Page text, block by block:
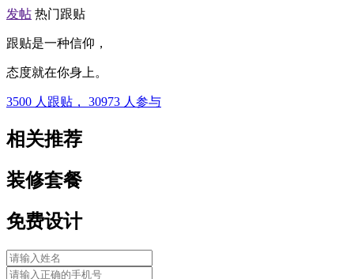
发帖 热门跟贴
跟贴是一种信仰，
态度就在你身上。
3500 人跟贴， 30973 人参与
相关推荐
装修套餐
免费设计